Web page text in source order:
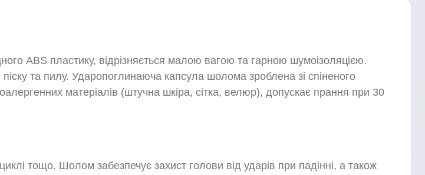
ABS пластику, відрізняється малою вагою та гарною шумоізоляцією.
та пилу. Ударопоглинаюча капсула шолома зроблена зі спіненого
матеріалів (штучна шкіра, сітка, велюр), допускає прання при 30
тощо. Шолом забезпечує захист голови від ударів при падінні, а також